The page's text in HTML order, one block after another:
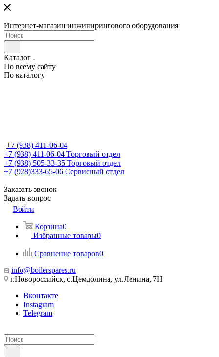
Интернет-магазин инжинирингового оборудования
Каталог
По всему сайту
По каталогу
+7 (938) 411-06-04
+7 (938) 411-06-04 Торговый отдел
+7 (938) 505-33-35 Торговый отдел
+7 (928)333-65-06 Сервисный отдел
Заказать звонок
Задать вопрос
Войти
Корзина0
Избранные товары0
Сравнение товаров0
info@boilerspares.ru
г.Новороссийск, с.Цемдолина, ул.Ленина, 7Н
Вконтакте
Instagram
Telegram